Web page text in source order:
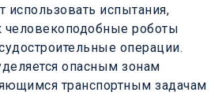
использовать испытания,
человекоподобные роботы
операции.
опасным зонам
транспортным задачам